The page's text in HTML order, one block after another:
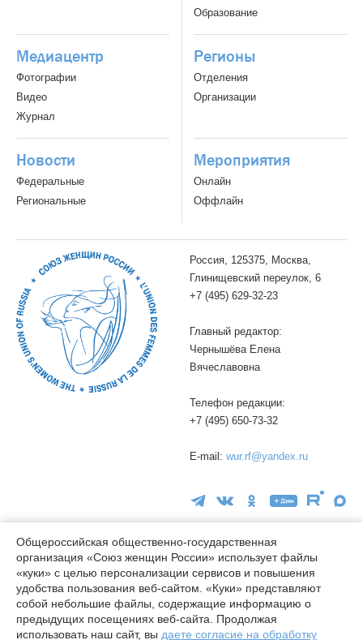
Образование
Медиацентр
Фотографии
Видео
Журнал
Регионы
Отделения
Организации
Новости
Федеральные
Региональные
Мероприятия
Онлайн
Оффлайн
Россия, 125375, Москва,
Глинищевский переулок, 6
+7 (495) 629-32-23
Главный редактор:
Чернышёва Елена
Вячеславовна
Телефон редакции:
+7 (495) 650-73-32
E-mail: wur.rf@yandex.ru
16+
© wuor.ru Использование материалов сайта разрешается только
при указании ссылки на источник
Правовая информация
Общероссийская общественно-государственная
организация «Союз женщин России» использует файлы
«куки» с целью персонализации сервисов и повышения
удобства пользования веб-сайтом. «Куки» представляют
собой небольшие файлы, содержащие информацию о
предыдущих посещениях веб-сайта. Продолжая
использовать наш сайт, вы даете согласие на обработку